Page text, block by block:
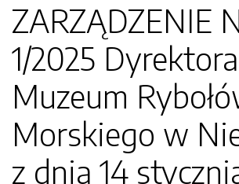
ZARZĄDZENIE
1/2025 Dyrektora
Muzeum
Morskiego w
z dnia 14